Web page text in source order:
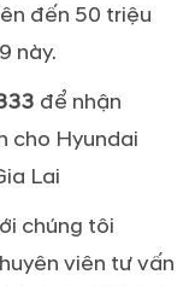
đến 50 triệu
này.
để nhận
cho Hyundai
Lai
chúng tôi
viên tư vấn